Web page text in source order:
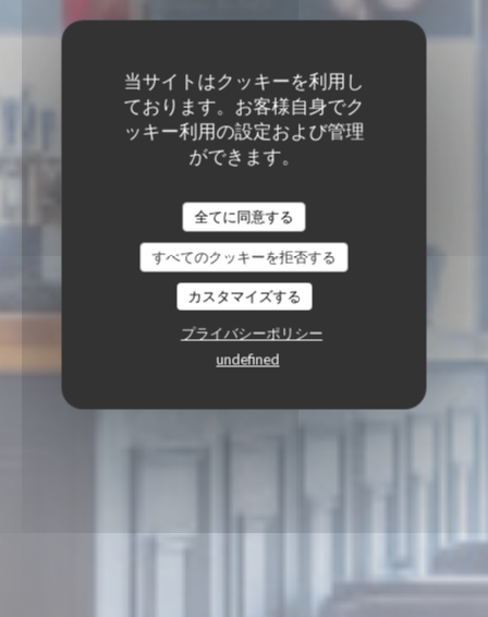
当サイトはクッキーを利用し
ております。お客様自身でク
ッキー利用の設定および管理
ができます。
全てに同意する
すべてのクッキーを拒否する
カスタマイズする
プライバシーポリシー
undefined